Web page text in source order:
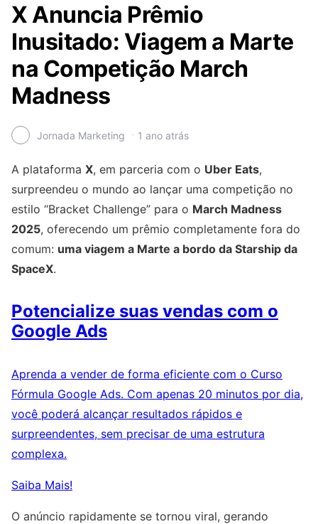
X Anuncia Prêmio
Inusitado: Viagem a Marte
na Competição March
Madness
Jornada Marketing 1 ano atrás
A plataforma X, em parceria com o Uber Eats,
surpreendeu o mundo ao lançar uma competição no
estilo “Bracket Challenge” para o March Madness
2025, oferecendo um prêmio completamente fora do
comum: uma viagem a Marte a bordo da Starship da
SpaceX.
Potencialize suas vendas com o
Google Ads
Aprenda a vender de forma eficiente com o Curso
Fórmula Google Ads. Com apenas 20 minutos por dia,
você poderá alcançar resultados rápidos e
surpreendentes, sem precisar de uma estrutura
complexa.
Saiba Mais!
O anúncio rapidamente se tornou viral, gerando